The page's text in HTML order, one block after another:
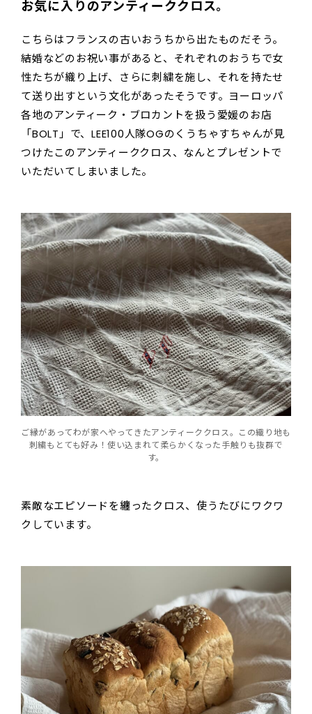
お気に入りのアンティーククロス。
こちらはフランスの古いおうちから出たものだそう。
結婚などのお祝い事があると、それぞれのおうちで女
性たちが織り上げ、さらに刺繍を施し、それを持たせ
て送り出すという文化があったそうです。ヨーロッパ
各地のアンティーク・ブロカントを扱う愛媛のお店
「BOLT」で、LEE100人隊OGのくうちゃすちゃんが見
つけたこのアンティーククロス、なんとプレゼントで
いただいてしまいました。
ご縁があってわが家へやってきたアンティーククロス。この織り地も
刺繍もとても好み！使い込まれて柔らかくなった手触りも抜群で
す。
素敵なエピソードを纏ったクロス、使うたびにワクワ
クしています。